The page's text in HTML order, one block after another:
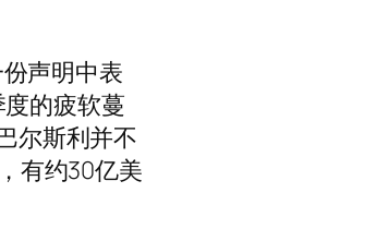
声明中表
的疲软蔓
尔斯利并不
有约30亿美